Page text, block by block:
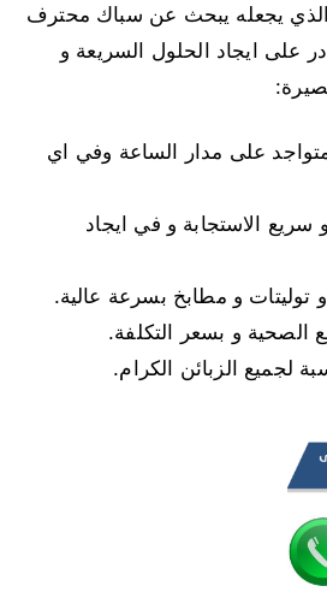
الذي يجعله يبحث عن سباك محترف
على ايجاد الحلول السريعة و
على مدار الساعة وفي اي
الاستجابة و في ايجاد
و مطابخ بسرعة عالية.
الصحية و بسعر التكلفة.
لجميع الزبائن الكرام.